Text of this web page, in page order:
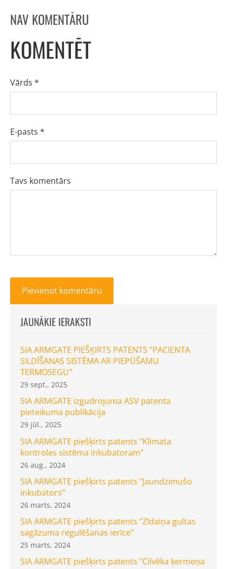
JAUNĀKIE IERAKSTI
SIA ARMGATE PIEŠĶIRTS PATENTS "PACIENTA
SILDĪŠANAS SISTĒMA AR PIEPŪŠAMU
TERMOSEGU"
29 sept., 2025
SIA ARMGATE izgudrojuma ASV patenta
pieteikuma publikācija
29 jūl., 2025
SIA ARMGATE piešķirts patents "Klimata
kontroles sistēma inkubatoram"
26 aug., 2024
SIA ARMGATE piešķirts patents "Jaundzimušo
inkubators"
26 marts, 2024
SIA ARMGATE piešķirts patents "Zīdaiņa gultas
sagāzuma regulēšanas ierīce"
25 marts, 2024
SIA ARMGATE piešķirts patents "Cilvēka ķermeņa
NAV KOMENTĀRU
KOMENTĒT
Vārds *
E-pasts *
Tavs komentārs